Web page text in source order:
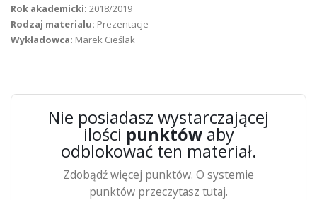
Rok akademicki: 2018/2019
Rodzaj materialu: Prezentacje
Wykładowca: Marek Cieślak
Nie posiadasz wystarczającej
ilości punktówaby
odblokować ten materiał.
Zdobądź więcej punktów. O systemie
punktów przeczytasz tutaj.